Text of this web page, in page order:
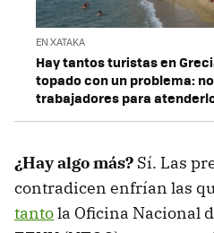
EN XATAKA
Hay tantos turistas en
topado con un problema:
trabajadores para
¿Hay algo más? Sí. Las
contradicen enfrían las
tantola Oficina Nacional